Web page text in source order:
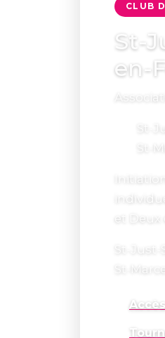
CLUB
St-
en-
St-
St-
et Deux
St-
St-